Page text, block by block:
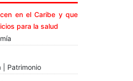
en el Caribe y que
para la salud
| Patrimonio